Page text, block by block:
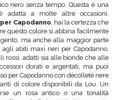
nero senza tempo. Questa è una
adatta a molte altre occasioni.
Capodanno , hai la certezza che
questo colore si abbina facilmente
ma anche alla maggior parte
abiti maxi neri per Capodanno,
rossi, adatti sia alle bionde che alle
dorati e argentati, ma puoi
per Capodanno con décolleté nere
di colore disponibili da Lou. Un
un rosa antico o una tonalità